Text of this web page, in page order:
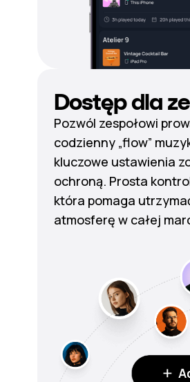
Dostęp dla
Pozwól zespołowi
codzienny „flow”
kluczowe ustawienia
ochroną. Prosta
która pomaga
atmosferę w całej